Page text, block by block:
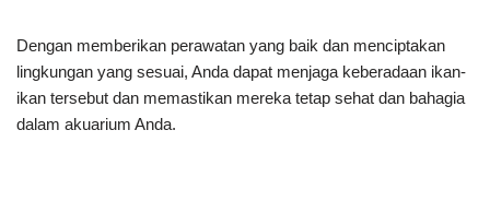
Dengan memberikan perawatan yang baik dan menciptakan
lingkungan yang sesuai, Anda dapat menjaga keberadaan ikan-
ikan tersebut dan memastikan mereka tetap sehat dan bahagia
dalam akuarium Anda.